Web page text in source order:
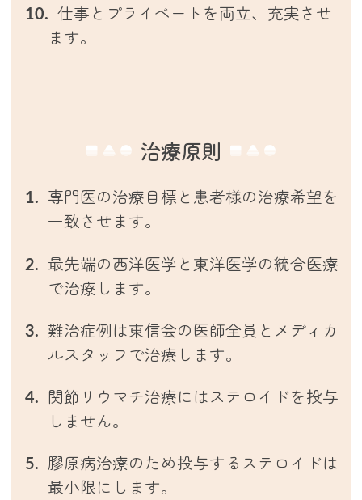
仕事とプライベートを両立、充実させ
ます。
治療原則
専門医の治療目標と患者様の治療希望を
一致させます。
最先端の西洋医学と東洋医学の統合医療
で治療します。
難治症例は東信会の医師全員とメディカ
ルスタッフで治療します。
関節リウマチ治療にはステロイドを投与
しません。
膠原病治療のため投与するステロイドは
最小限にします。